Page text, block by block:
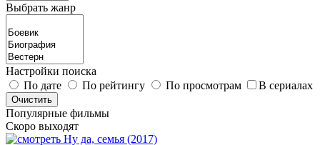
Выбрать жанр
Настройки поиска
По дате
По рейтингу По просмотрам В сериалах
Популярные фильмы
Скоро выходят